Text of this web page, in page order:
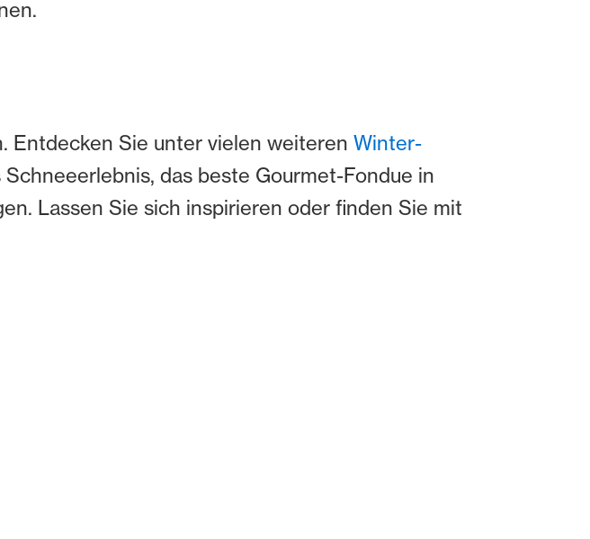
Entdecken Sie unter vielen weiteren Winter-
das beste Gourmet-Fondue in
Lassen Sie sich inspirieren oder finden Sie mit